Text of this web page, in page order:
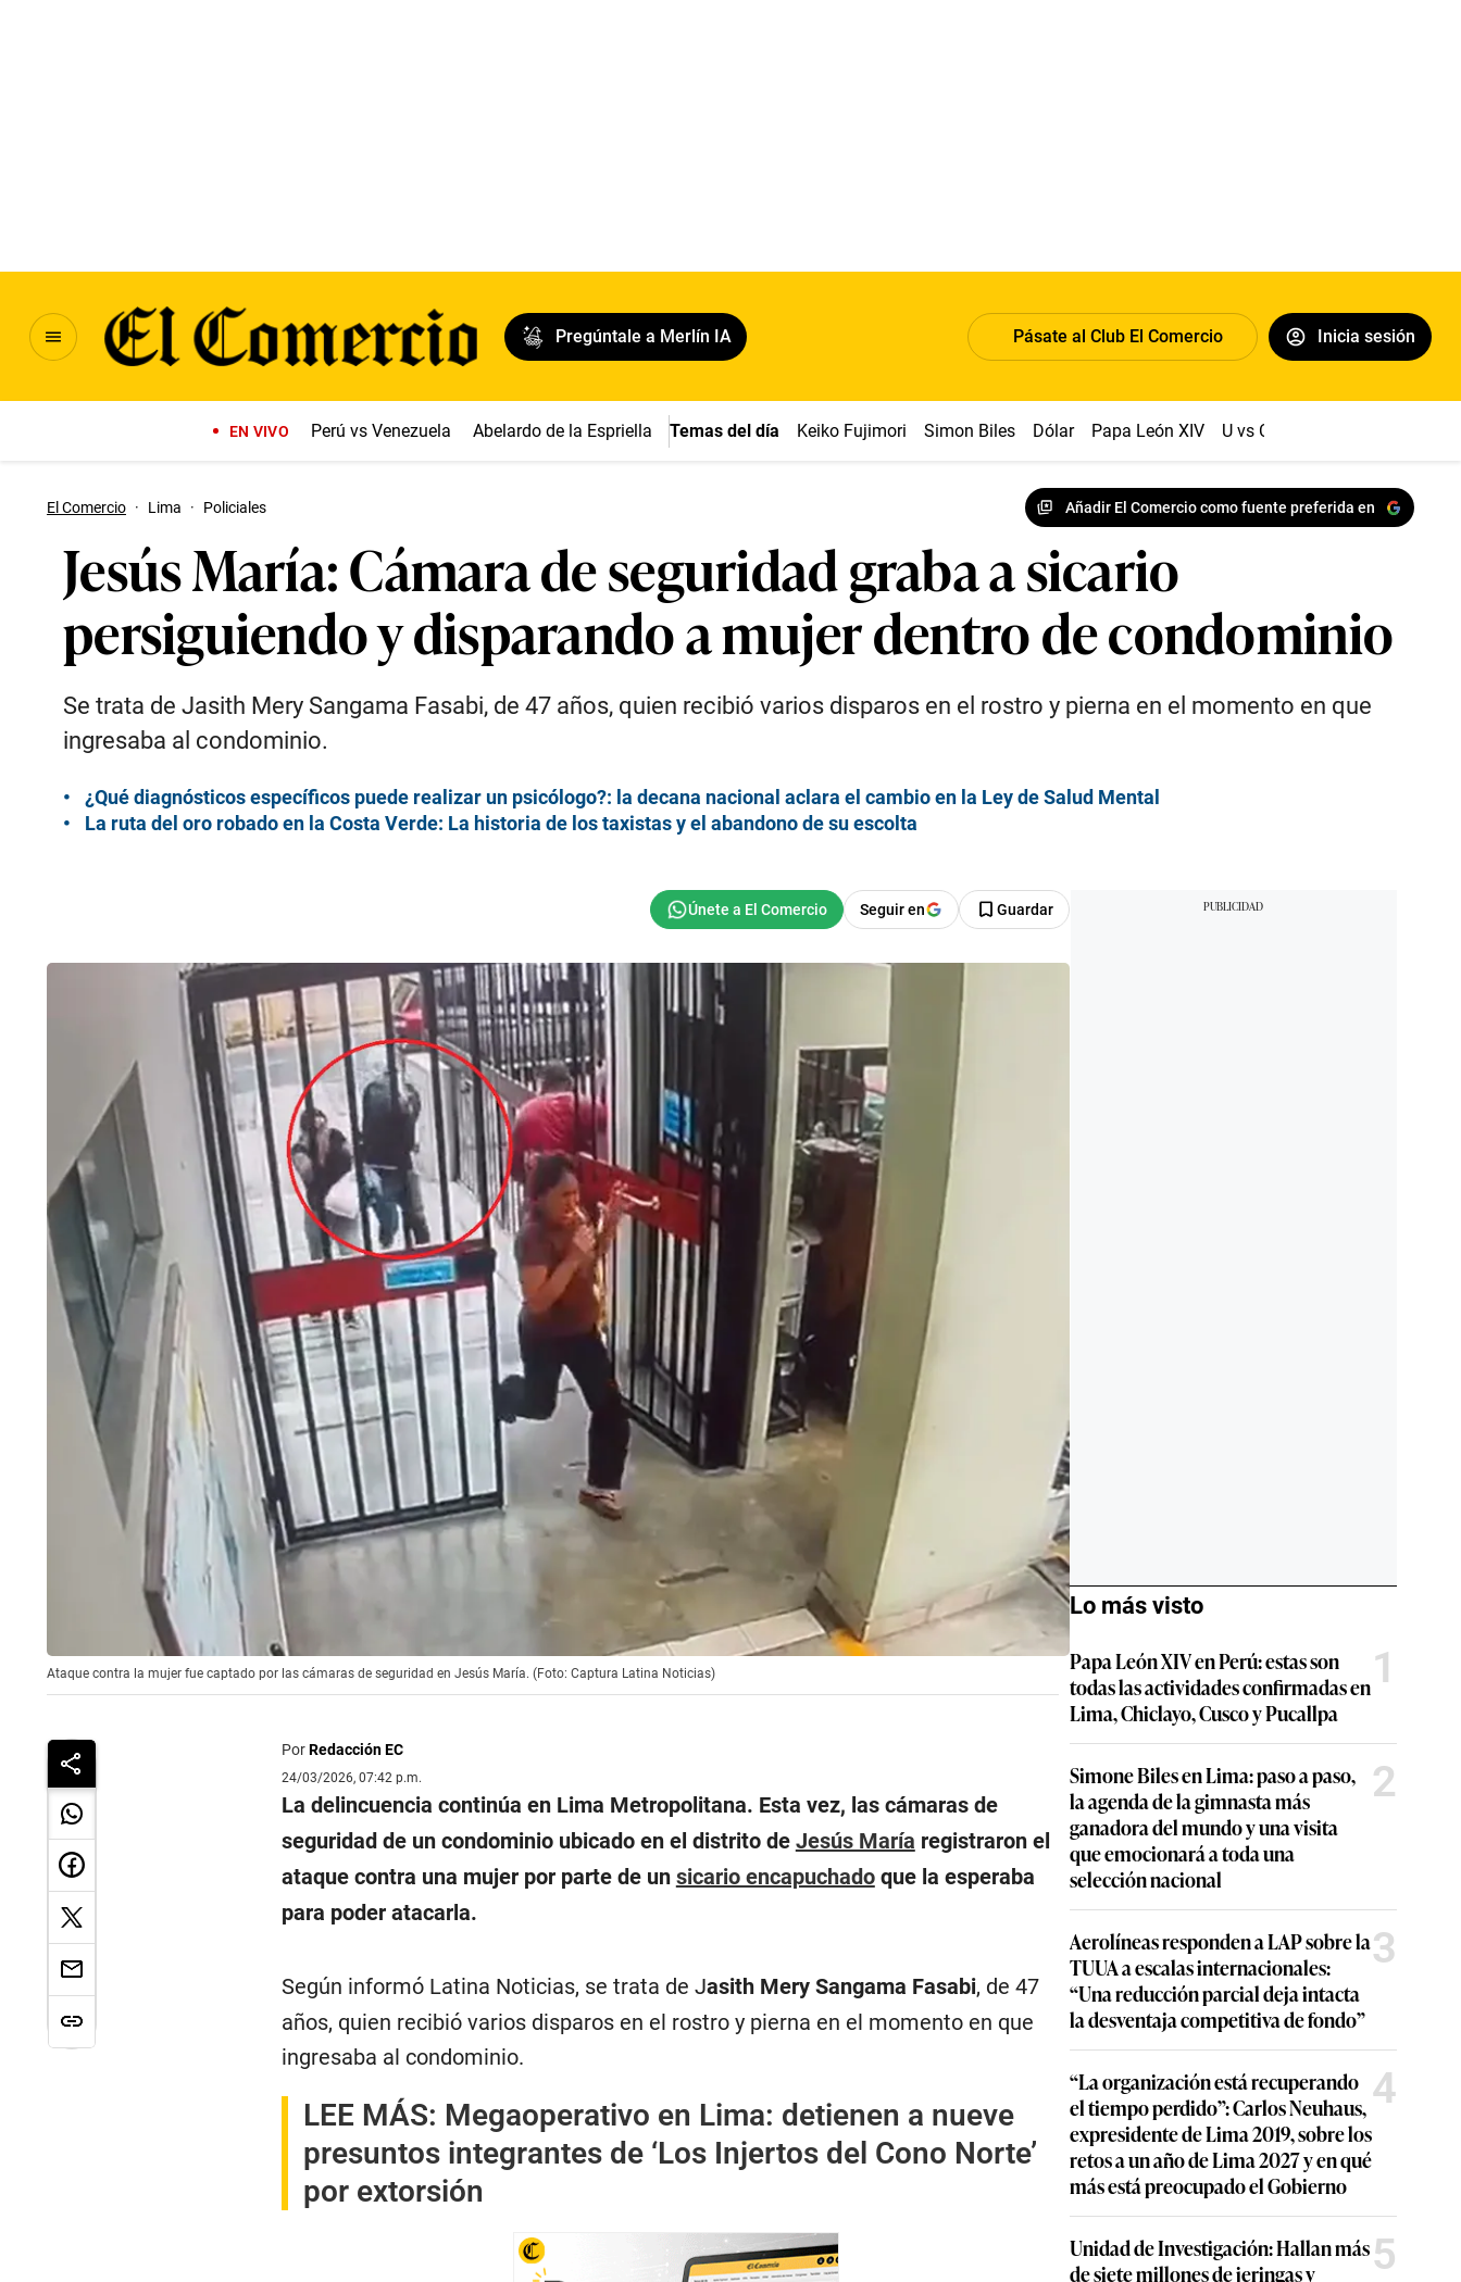
Pregúntale a Merlín IA Pásate al Club El Comercio Inicia sesión
EN VIVO Perú vs Venezuela Abelardo de la Espriella Temas del día Keiko Fujimori Simon Biles Dólar Papa León XIV U vs Cristal
El Comercio · Lima · Policiales Añadir El Comercio como fuente preferida en
Jesús María: Cámara de seguridad graba a sicario
persiguiendo y disparando a mujer dentro de condominio
Se trata de Jasith Mery Sangama Fasabi, de 47 años, quien recibió varios disparos en el rostro y pierna en el momento en que
ingresaba al condominio.
¿Qué diagnósticos específicos puede realizar un psicólogo?: la decana nacional aclara el cambio en la Ley de Salud Mental
La ruta del oro robado en la Costa Verde: La historia de los taxistas y el abandono de su escolta
Seguir en Guardar
Ataque contra la mujer fue captado por las cámaras de seguridad en Jesús María. (Foto: Captura Latina Noticias)
PorRedacción EC
24/03/2026, 07:42 p.m.
La delincuencia continúa en Lima Metropolitana. Esta vez, las cámaras de
seguridad de un condominio ubicado en el distrito de Jesús María registraron el
ataque contra una mujer por parte de un sicario encapuchadoque la esperaba
para poder atacarla.
Según informó Latina Noticias, se trata de Jasith Mery Sangama Fasabi, de 47
años, quien recibió varios disparos en el rostro y pierna en el momento en que
ingresaba al condominio.
LEE MÁS: Megaoperativo en Lima: detienen a nueve
presuntos integrantes de ‘Los Injertos del Cono Norte’
por extorsión
Lo más visto
Papa León XIV en Perú: estas son
todas las actividades confirmadas en
Lima, Chiclayo, Cusco y Pucallpa
1
Simone Biles en Lima: paso a paso,
la agenda de la gimnasta más
ganadora del mundo y una visita
que emocionará a toda una
selección nacional
2
Aerolíneas responden a LAP sobre la
TUUA a escalas internacionales:
“Una reducción parcial deja intacta
la desventaja competitiva de fondo”
3
“La organización está recuperando
el tiempo perdido”: Carlos Neuhaus,
expresidente de Lima 2019, sobre los
retos a un año de Lima 2027 y en qué
más está preocupado el Gobierno
4
Unidad de Investigación: Hallan más
de siete millones de jeringas y
5